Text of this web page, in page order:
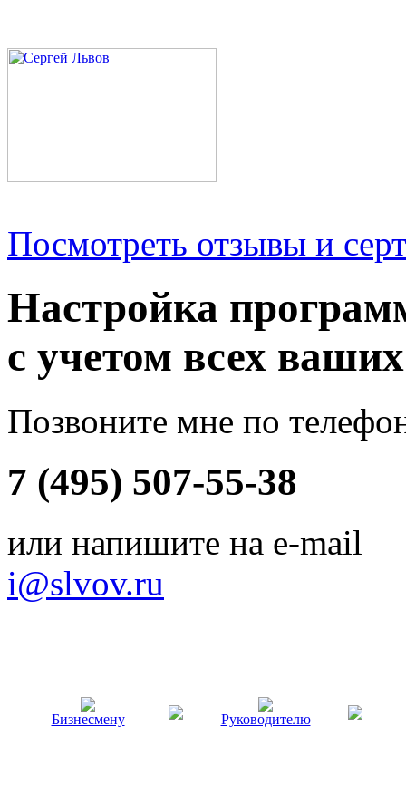
Посмотреть отзывы и
Настройка
с учетом всех
Позвоните мне по
7 (495) 507-55-38
или напишите на e-mail
i@slvov.ru
Бизнесмену Руководителю